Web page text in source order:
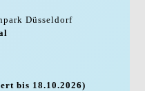
Düsseldorf
bis 18.10.2026)